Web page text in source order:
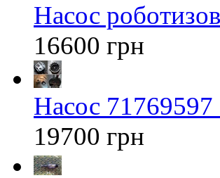
Насос
16600 грн
Насос 71769597
19700 грн